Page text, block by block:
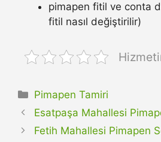
pimapen fitil ve conta
fitil nasıl değiştirilir)
Kategoriler
Pimapen Tamiri
Esatpaşa Mahallesi
Fetih Mahallesi Pimapen